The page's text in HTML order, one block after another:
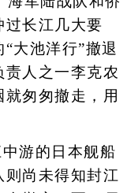
过长江几大要
大池洋行”撤退
责人之一李克农
匆匆撤走，用
游的日本舰船
尚未得知封江